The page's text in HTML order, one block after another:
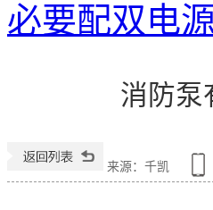
必要配双电
消防泵
来源：千凯